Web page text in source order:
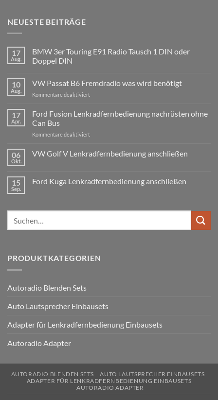
NEUESTE BEITRÄGE
17
Aug.
BMW 3er Touring E91 Radio Tausch 1 DIN oder
Doppel DIN
zu
3er
Radio
Tausch
1
DIN
DIN
10
Aug.
VW Passat B6 Fremdradio was wird benötigt
Kommentare deaktiviertfür
Passat
was
benötigt
17
Apr.
Ford Fusion Lenkradfernbedienung nachrüsten ohne
Can Bus
Kommentare deaktiviertfür
Fusion
Lenkradfernbedienung
Can
06
Okt.
VW Golf V Lenkradfernbedienung anschließen
VW
15
Sep.
Ford Kuga Lenkradfernbedienung anschließen
Ford
Lenkradfernbedienung
anschließen
PRODUKTKATEGORIEN
Autoradio Blenden Sets
Auto Lautsprecher Einbausets
Adapter für Lenkradfernbedienung Einbausets
Autoradio Adapter
AUTORADIO BLENDEN SETS
AUTO LAUTSPRECHER EINBAUSETS
ADAPTER FÜR LENKRADFERNBEDIENUNG EINBAUSETS
AUTORADIO ADAPTER